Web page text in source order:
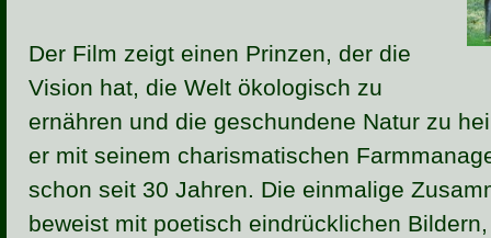
Der Film zeigt einen Prinzen, der die
Vision hat, die Welt ökologisch zu
ernähren und die geschundene Natur zu
er mit seinem charismatischen
schon seit 30 Jahren. Die einmalige
beweist mit poetisch eindrücklichen